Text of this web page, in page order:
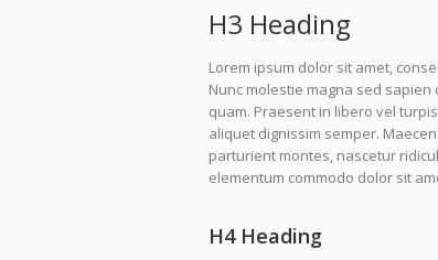
H3 Heading
Lorem ipsum dolor sit amet,
Nunc molestie magna sed
quam. Praesent in libero vel
aliquet dignissim semper.
parturient montes, nascetur
elementum commodo dolor sit
H4 Heading